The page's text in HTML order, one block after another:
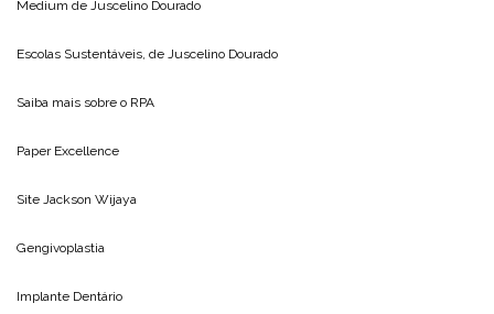
Medium de Juscelino Dourado
Escolas Sustentáveis, de Juscelino Dourado
Saiba mais sobre o RPA
Paper Excellence
Site Jackson Wijaya
Gengivoplastia
Implante Dentário